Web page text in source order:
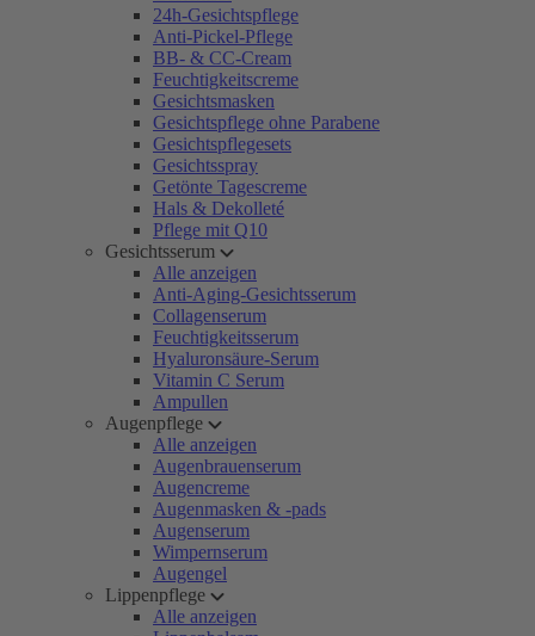
24h-Gesichtspflege
Anti-Pickel-Pflege
BB- & CC-Cream
Feuchtigkeitscreme
Gesichtsmasken
Gesichtspflege ohne Parabene
Gesichtspflegesets
Gesichtsspray
Getönte Tagescreme
Hals & Dekolleté
Pflege mit Q10
Gesichtsserum
Alle anzeigen
Anti-Aging-Gesichtsserum
Collagenserum
Feuchtigkeitsserum
Hyaluronsäure-Serum
Vitamin C Serum
Ampullen
Augenpflege
Alle anzeigen
Augenbrauenserum
Augencreme
Augenmasken & -pads
Augenserum
Wimpernserum
Augengel
Lippenpflege
Alle anzeigen